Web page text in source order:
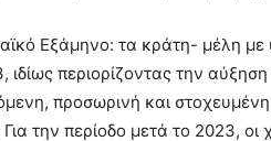
Εξάμηνο: τα κράτη- μέλη
ιδίως περιορίζοντας την
προσωρινή και
Για την περίοδο μετά το